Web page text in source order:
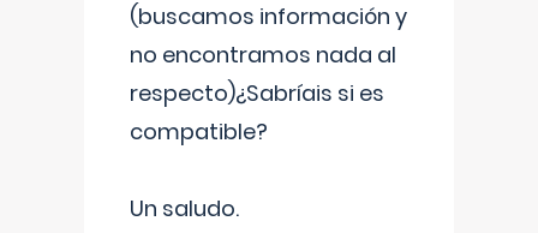
(buscamos información y
no encontramos nada al
respecto)¿Sabríais si es
compatible?
Un saludo.